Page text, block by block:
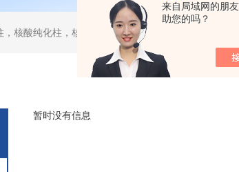
来自局域网的朋
助您的吗？
核酸纯化柱，核酸分离柱，DAC制备柱，分子筛空柱
暂时没有信息